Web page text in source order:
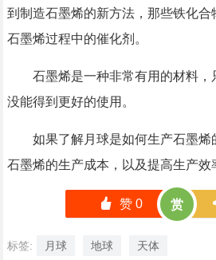
到制造石墨烯的新方法，那些铁化
石墨烯过程中的催化剂。
石墨烯是一种非常有用的材料，
没能得到更好的使用。
如果了解月球是如何生产石墨烯
石墨烯的生产成本，以及提高生产效
󰄼 赞0 赏
标签: 月球 地球 天体